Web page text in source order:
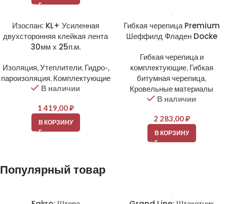
Изоспан: KL+ Усиленная
двухсторонняя клейкая лента
30мм х 25п.м.
Изоляция, Утеплители, Гидро-,
пароизоляция, Комплектующие
В наличии
1 419,00₽
В КОРЗИНУ
Гибкая черепица Premium
Шеффилд Фладен Docke
Гибкая черепица и
комплектующие, Гибкая
битумная черепица,
Кровельные материалы
В наличии
2 283,00₽
В КОРЗИНУ
Популярный товар